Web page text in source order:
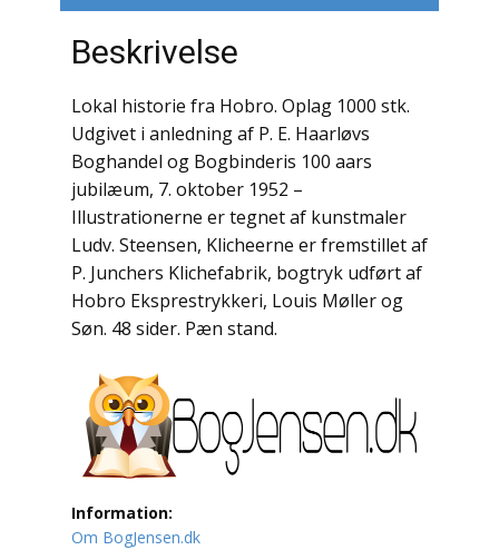
Krige / Slag
Kunst
Landbrug / Skovbrug
Litteraturhistorie
Lokalhistorie / Topografi
Lufttrafik / Fly
Lystfiskeri
Mad
Musik
Beskrivelse
Lokal historie fra Hobro. Oplag 1000 stk.
Udgivet i anledning af P. E. Haarløvs
Boghandel og Bogbinderis 100 aars
jubilæum, 7. oktober 1952 –
Illustrationerne er tegnet af kunstmaler
Ludv. Steensen, Klicheerne er fremstillet af
P. Junchers Klichefabrik, bogtryk udført af
Hobro Eksprestrykkeri, Louis Møller og
Søn. 48 sider. Pæn stand.
Information:
Om BogJensen.dk